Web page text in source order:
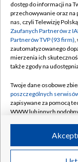
Abonament TVP
Emisja w TVP
Centrum
Naziemna
Rada Programowa
System NOS
Informacje o
Program dla prasy
©2026
dostęp do informacji na
przechowywanie oraz na
nas, czyli Telewizję
Zaufanych Partnerów z
Partnerów TVP (93 firm),
zautomatyzowanego
mierzenia ich
także zgody na
Twoje dane osobowe
poszczególnych
zapisywane za pomocą
WWW lub innych
ruchu w Internecie.
Twoje dane osobowe